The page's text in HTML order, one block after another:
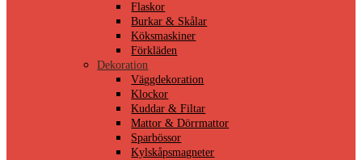
Flaskor
Burkar & Skålar
Köksmaskiner
Förkläden
Dekoration
Väggdekoration
Klockor
Kuddar & Filtar
Mattor & Dörrmattor
Sparbössor
Kylskåpsmagneter